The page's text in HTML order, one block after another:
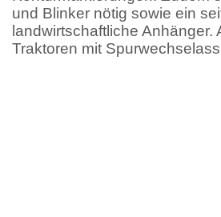
und Blinker nötig sowie ein
landwirtschaftliche
Traktoren mit